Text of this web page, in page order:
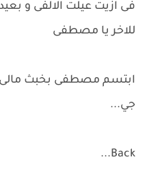
فى ازيت عيلت الالفى و
للاخر يا مصطفى
ابتسم مصطفى بخبث مالى
جي...
Back...